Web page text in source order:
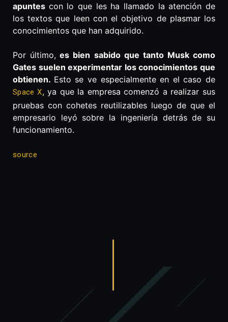
apuntes con lo que les ha llamado la atención de
los textos que leen con el objetivo de plasmar los
conocimientos que han adquirido.
Por último, es bien sabido que tanto Musk como
Gates suelen experimentar los conocimientos que
obtienen. Esto se ve especialmente en el caso de
Space X, ya que la empresa comenzó a realizar sus
pruebas con cohetes reutilizables luego de que el
empresario leyó sobre la ingeniería detrás de su
funcionamiento.
source